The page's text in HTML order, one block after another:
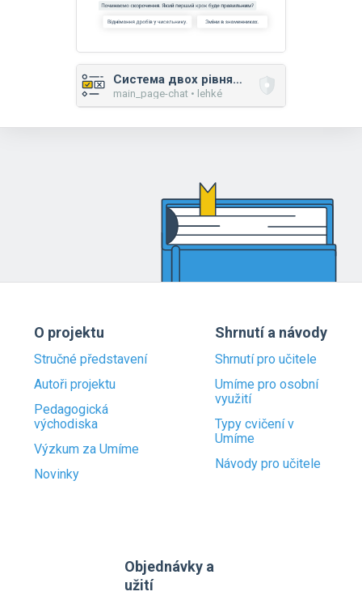
Система двох рівнянь: розв'язок методом додавання
main_page-chat • lehké
O projektu
Stručné představení
Autoři projektu
Pedagogická
východiska
Výzkum za Umíme
Novinky
Shrnutí a návody
Shrnutí pro učitele
Umíme pro osobní
využití
Typy cvičení v
Umíme
Návody pro učitele
Objednávky a
užití